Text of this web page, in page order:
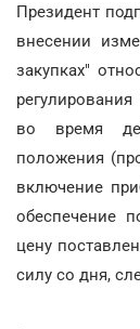
Президент
внесении
закупках"
во время
положения
включение
обеспечение
цену
силу со дня,